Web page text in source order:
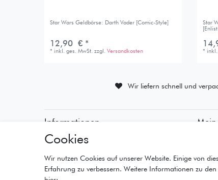
Star Wars Geldbörse: Darth Vader [Comic-Style]
12,90 € *
* inkl. ges. MwSt. zzgl.Versandkosten
Star
* inkl.
Wir liefern schnell und
Informationen
• Zahlungsarten
• Versandinformationen
• Lieferzeiten
• Widerrufsrecht
•
•
Cookies
Wir nutzen Cookies auf unserer Website. Einige von
Erfahrung zu verbessern. Weitere Informationen zu